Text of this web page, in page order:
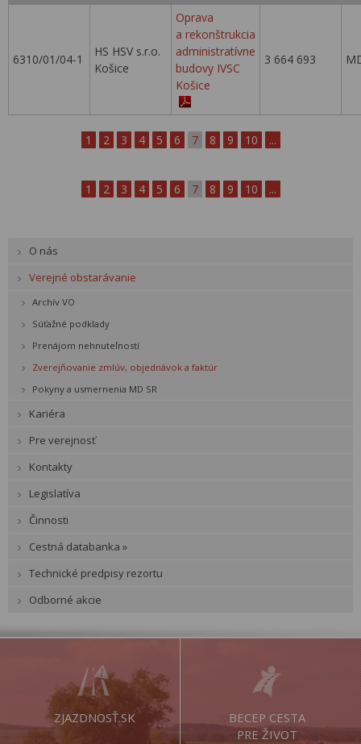
6310/01/04-1
HS HSV s.r.o.
Košice
Oprava
a rekonštrukcia
administratívne
budovy IVSC
Košice
3 664 693
1 2 3 4 5 6 7 8 9 10 ...
1 2 3 4 5 6 7 8 9 10 ...
O nás
Verejné obstarávanie
Archív VO
Súťažné podklady
Prenájom nehnuteľností
Zverejňovanie zmlúv, objednávok a faktúr
Pokyny a usmernenia MD SR
Kariéra
Pre verejnosť
Kontakty
Legislatíva
Činnosti
Cestná databanka »
Technické predpisy rezortu
Odborné akcie
ZJAZDNOSŤ.SK
BECEP CESTA
PRE ŽIVOT